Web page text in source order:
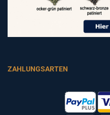
ZAHLUNGSARTEN